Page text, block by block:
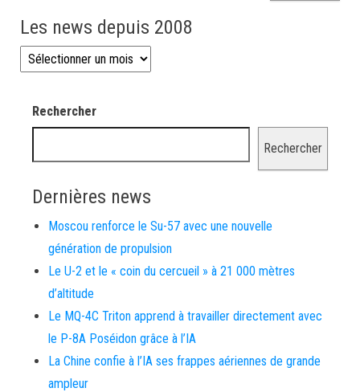
Les news depuis 2008
Les news depuis 2008
Rechercher
Rechercher
Dernières news
Moscou renforce le Su-57 avec une nouvelle
génération de propulsion
Le U-2 et le « coin du cercueil » à 21 000 mètres
d’altitude
Le MQ-4C Triton apprend à travailler directement avec
le P-8A Poséidon grâce à l’IA
La Chine confie à l’IA ses frappes aériennes de grande
ampleur